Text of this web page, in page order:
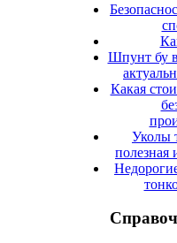
Шпунт бу
Какая
Уколы
полезная